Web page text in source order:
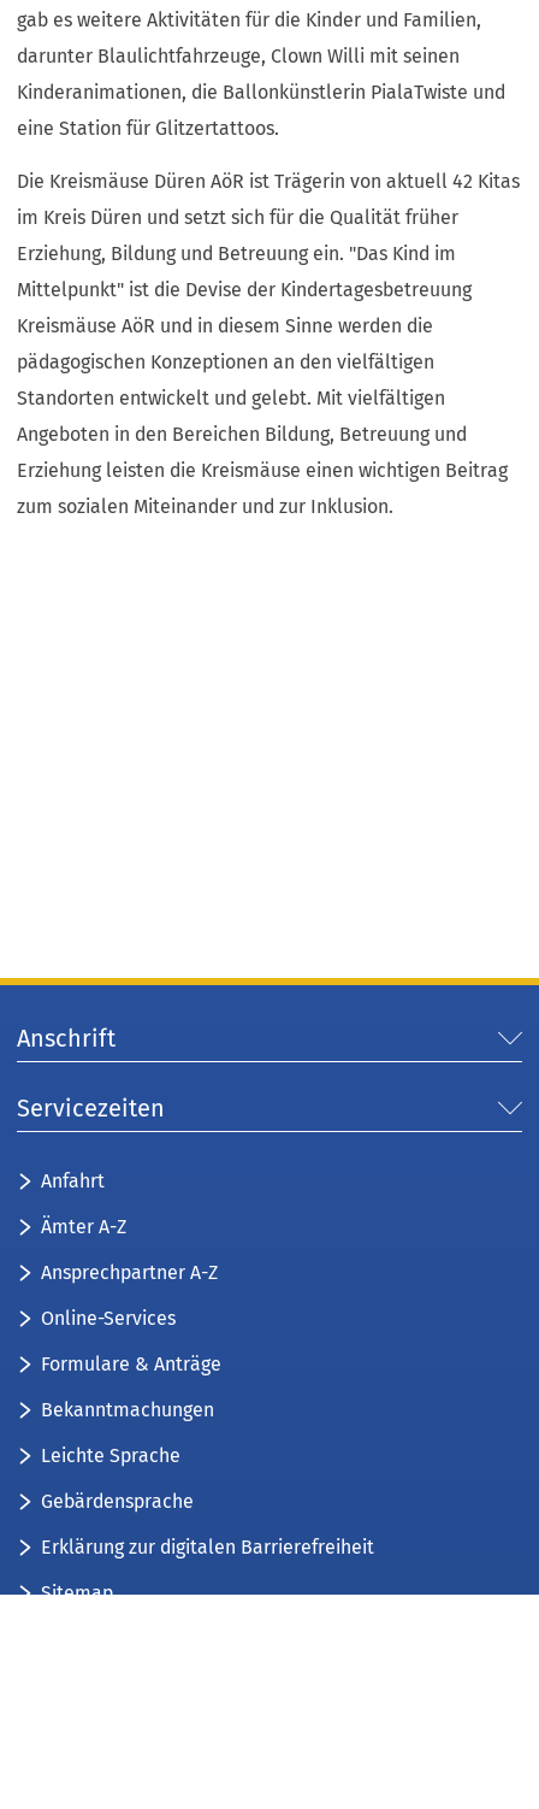
gab es weitere Aktivitäten für die Kinder und Familien,
darunter Blaulichtfahrzeuge, Clown Willi mit seinen
Kinderanimationen, die Ballonkünstlerin PialaTwiste und
eine Station für Glitzertattoos.
Die Kreismäuse Düren AöR ist Trägerin von aktuell 42 Kitas
im Kreis Düren und setzt sich für die Qualität früher
Erziehung, Bildung und Betreuung ein. "Das Kind im
Mittelpunkt" ist die Devise der Kindertagesbetreuung
Kreismäuse AöR und in diesem Sinne werden die
pädagogischen Konzeptionen an den vielfältigen
Standorten entwickelt und gelebt. Mit vielfältigen
Angeboten in den Bereichen Bildung, Betreuung und
Erziehung leisten die Kreismäuse einen wichtigen Beitrag
zum sozialen Miteinander und zur Inklusion.
Anschrift
Servicezeiten
Anfahrt
Ämter A-Z
Ansprechpartner A-Z
Online-Services
Formulare & Anträge
Bekanntmachungen
Leichte Sprache
Gebärdensprache
Erklärung zur digitalen Barrierefreiheit
Sitemap